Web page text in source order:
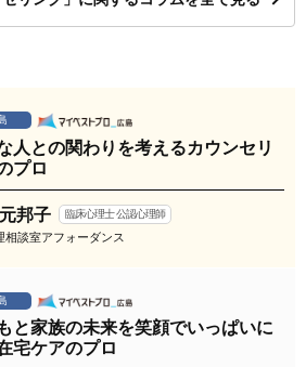
人との関わりを考えるカウンセリ
プロ
邦子 臨床心理士 公認心理師
相談室アフォーダンス
と家族の未来を笑顔でいっぱいに
宅ケアのプロ